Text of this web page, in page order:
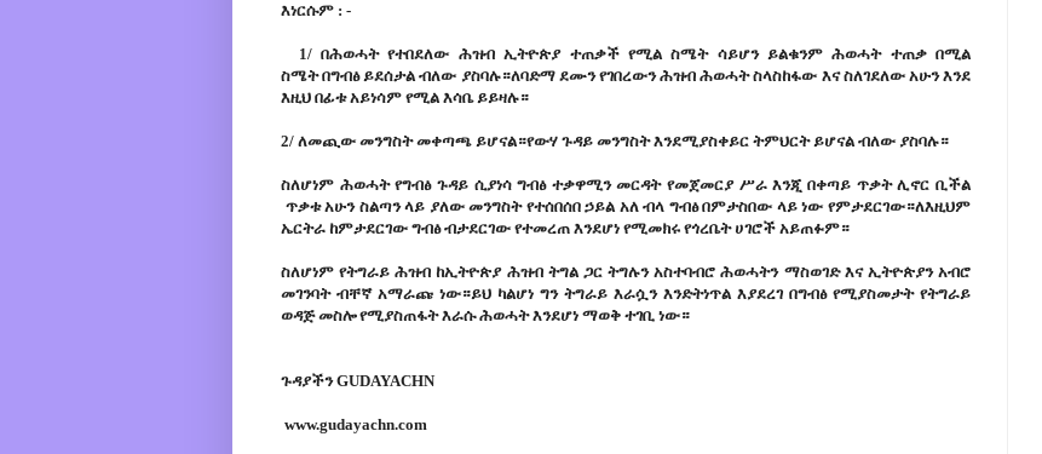
እነርሱም : -
1/ በሕወሓት የተበደለው ሕዝብ ኢትዮጵያ ተጠቃች የሚል ስሜት ሳይሆን ይልቁንም ሕወሓት ተጠቃ በሚል
ስሜት በግብፅ ይደሰታል ብለው ያስባሉ።ለባድማ ደሙን የገበረውን ሕዝብ ሕወሓት ስላስከፋው እና ስለገደለው አሁን እንደ
እዚህ በፊቱ አይነሳም የሚል እሳቤ ይይዛሉ።
2/ ለመጪው መንግስት መቀጣጫ ይሆናል።የውሃ ጉዳይ መንግስት እንደሚያስቀይር ትምህርት ይሆናል ብለው ያስባሉ።
ስለሆነም ሕወሓት የግብፅ ጉዳይ ሲያነሳ ግብፅ ተቃዋሚን መርዳት የመጀመርያ ሥራ እንጂ በቀጣይ ጥቃት ሊኖር ቢችል
ጥቃቱ አሁን ስልጣን ላይ ያለው መንግስት የተሰበሰበ ኃይል አለ ብላ ግብፅ በምታስበው ላይ ነው የምታደርገው።ለእዚህም
ኤርትራ ከምታደርገው ግብፅ ብታደርገው የተመረጠ እንደሆነ የሚመክሩ የጎረቤት ሀገሮች አይጠፉም።
ስለሆነም የትግራይ ሕዝብ ከኢትዮጵያ ሕዝብ ትግል ጋር ትግሉን አስተባብሮ ሕወሓትን ማስወገድ እና ኢትዮጵያን አብሮ
መገንባት ብቸኛ አማራጩ ነው።ይህ ካልሆነ ግን ትግራይ እራሷን እንድትነጥል እያደረገ በግብፅ የሚያስመታት የትግራይ
ወዳጅ መስሎ የሚያስጠፋት እራሱ ሕወሓት እንደሆነ ማወቅ ተገቢ ነው።
ጉዳያችን GUDAYACHN
www.gudayachn.com